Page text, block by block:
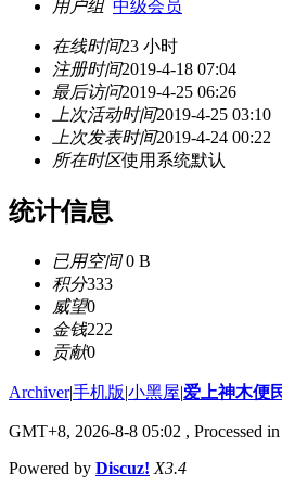
用户组 中级会员
在线时间23 小时
注册时间2019-4-18 07:04
最后访问2019-4-25 06:26
上次活动时间2019-4-25 03:10
上次发表时间2019-4-24 00:22
所在时区使用系统默认
统计信息
已用空间0 B
积分333
威望0
金钱222
贡献0
Archiver|手机版|小黑屋|爱上神木便
GMT+8, 2026-8-8 05:02 , Processed
Powered by Discuz! X3.4